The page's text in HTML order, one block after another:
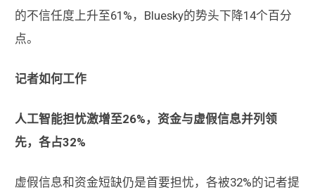
的不信任度上升至61%，Bluesky的势头下降14个百分
点。
记者如何工作
人工智能担忧激增至26%，资金与虚假信息并列领
先，各占32%
虚假信息和资金短缺仍是首要担忧，各被32%的记者提